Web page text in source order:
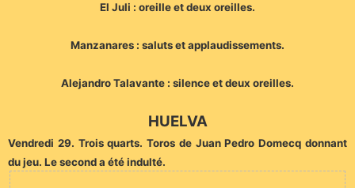
El Juli : oreille et deux oreilles.
Manzanares : saluts et applaudissements.
Alejandro Talavante : silence et deux oreilles.
HUELVA
Vendredi 29. Trois quarts. Toros de Juan Pedro Domecq donnant
du jeu. Le second a été indulté.